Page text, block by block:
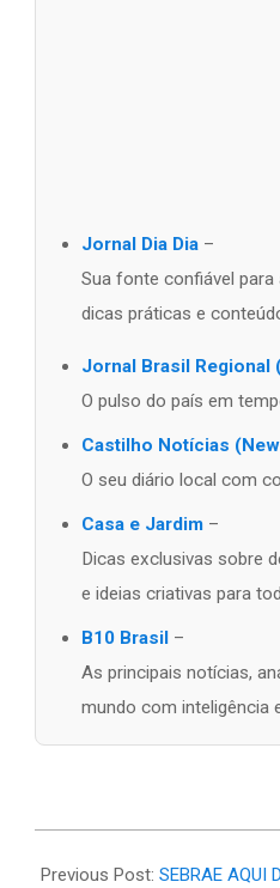
Jornal Dia Dia –
Sua fonte confiável
dicas práticas e
Jornal Brasil Regional
O pulso do país em
Castilho Notícias
O seu diário local com
Casa e Jardim –
Dicas exclusivas sobre
e ideias criativas para
B10 Brasil –
As principais notícias,
mundo com inteligência
02-
Previous Post: SEBRAE AQUI